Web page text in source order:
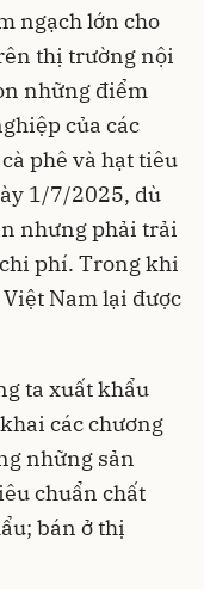
ngạch lớn cho
thị trường nội
những điểm
của các
phê và hạt tiêu
1/7/2025, dù
nhưng phải trải
phí. Trong khi
Nam lại được
ta xuất khẩu
các chương
những sản
chuẩn chất
bán ở thị